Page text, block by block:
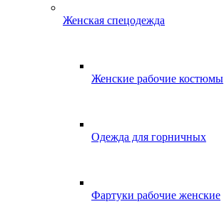
Женская спецодежда
Женские рабочие костюмы
Одежда для горничных
Фартуки рабочие женские